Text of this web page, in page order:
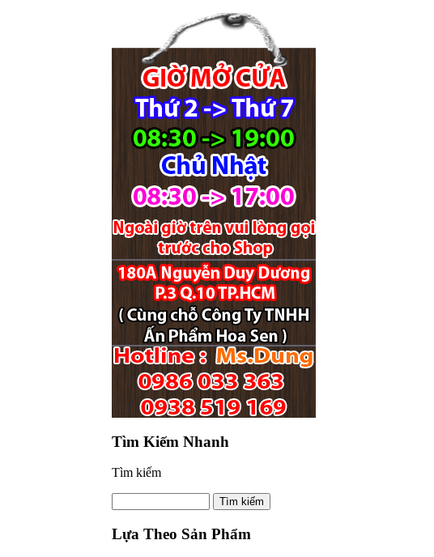
Tìm Kiếm Nhanh
Tìm kiếm
Lựa Theo Sản Phẩm